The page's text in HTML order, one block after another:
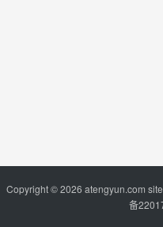
Copyright © 2026 atengyun.com
备